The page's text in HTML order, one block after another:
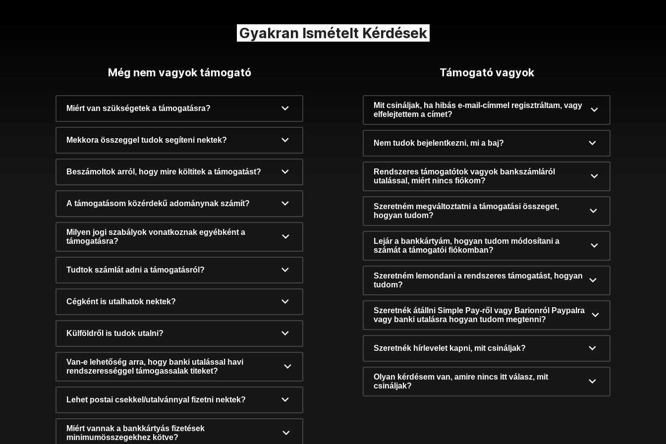
Gyakran Ismételt Kérdések
Még nem vagyok támogató
Miért van szükségetek a támogatásra?
Mekkora összeggel tudok segíteni nektek?
Beszámoltok arról, hogy mire költitek a támogatást?
A támogatásom közérdekű adománynak számít?
Milyen jogi szabályok vonatkoznak egyébként a
támogatásra?
Tudtok számlát adni a támogatásról?
Cégként is utalhatok nektek?
Külföldről is tudok utalni?
Van-e lehetőség arra, hogy banki utalással havi
rendszerességgel támogassalak titeket?
Lehet postai csekkel/utalvánnyal fizetni nektek?
Miért vannak a bankkártyás fizetések
minimumösszegekhez kötve?
Támogató vagyok
Mit csináljak, ha hibás e-mail-címmel regisztráltam, vagy
elfelejtettem a címet?
Nem tudok bejelentkezni, mi a baj?
Rendszeres támogatótok vagyok bankszámláról
utalással, miért nincs fiókom?
Szeretném megváltoztatni a támogatási összeget,
hogyan tudom?
Lejár a bankkártyám, hogyan tudom módosítani a
számát a támogatói fiókomban?
Szeretném lemondani a rendszeres támogatást, hogyan
tudom?
Szeretnék átállni Simple Pay-ről vagy Barionról Paypalra
vagy banki utalásra hogyan tudom megtenni?
Szeretnék hírlevelet kapni, mit csináljak?
Olyan kérdésem van, amire nincs itt válasz, mit
csináljak?